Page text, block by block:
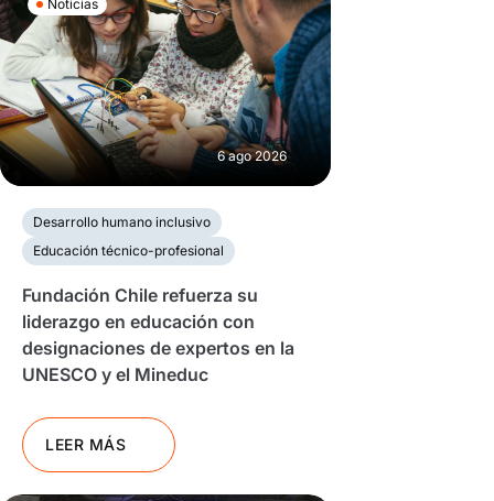
Noticias
6 ago 2026
Desarrollo humano inclusivo
Educación técnico-profesional
Fundación Chile refuerza su
liderazgo en educación con
designaciones de expertos en la
UNESCO y el Mineduc
LEER MÁS